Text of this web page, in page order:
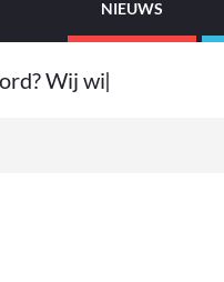
NIEUWS
ord?Wij wil